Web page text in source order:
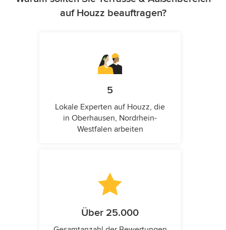
auf Houzz beauftragen?
5
Lokale Experten auf Houzz, die
in Oberhausen, Nordrhein-
Westfalen arbeiten
Über 25.000